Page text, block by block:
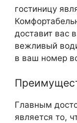
гостиницу
доставит вас
вежливый
в ваш номер
Главным
является то,